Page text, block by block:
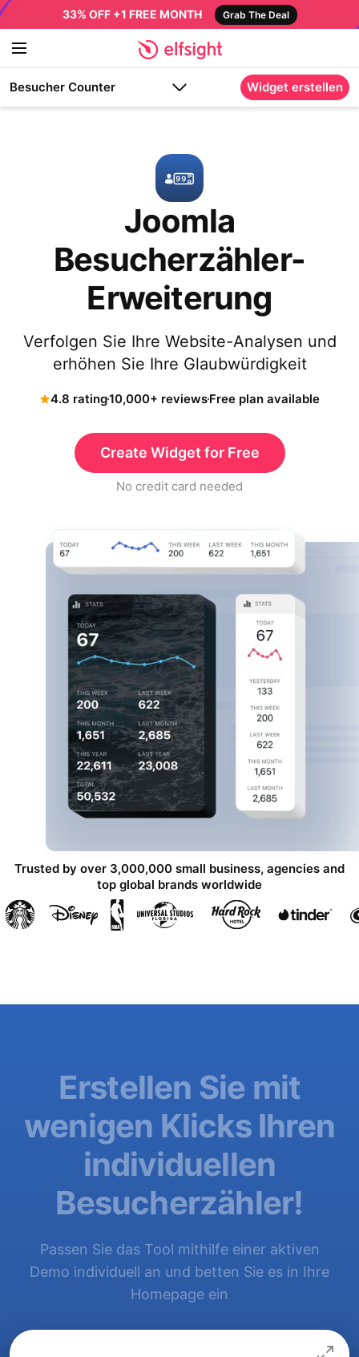
33% OFF +1 FREE MONTH Grab The Deal
Besucher Counter Widget erstellen
Joomla
Besucherzähler-
Erweiterung
Verfolgen Sie Ihre Website-Analysen und
erhöhen Sie Ihre Glaubwürdigkeit
4.8 rating10,000+ reviewsFree plan available
Create Widget for Free
No credit card needed
Trusted by over 3,000,000 small business, agencies and
top global brands worldwide
Erstellen Sie mit
wenigen Klicks Ihren
individuellen
Besucherzähler!
Passen Sie das Tool mithilfe einer aktiven
Demo individuell an und betten Sie es in Ihre
Homepage ein